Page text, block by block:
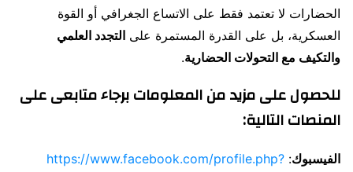
الحضارات لا تعتمد فقط على الاتساع الجغرافي أو القوة
العسكرية، بل على القدرة المستمرة على التجدد العلمي
والتكيف مع التحولات الحضارية.
للحصول على مزيد من المعلومات برجاء متابعى على
المنصات التالية:
الفيسبوك:
https://www.facebook.com/profile.php?